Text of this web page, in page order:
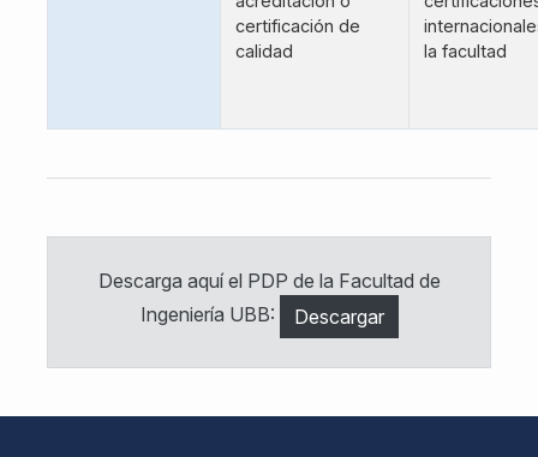
certificación de
calidad
la facultad
Descarga aquí el PDP de la Facultad de
Ingeniería UBB:
Descargar